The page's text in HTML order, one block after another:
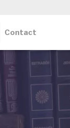
Contact